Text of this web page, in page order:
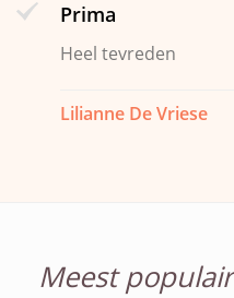
Prima
Heel tevreden
Lilianne De Vriese
Meest